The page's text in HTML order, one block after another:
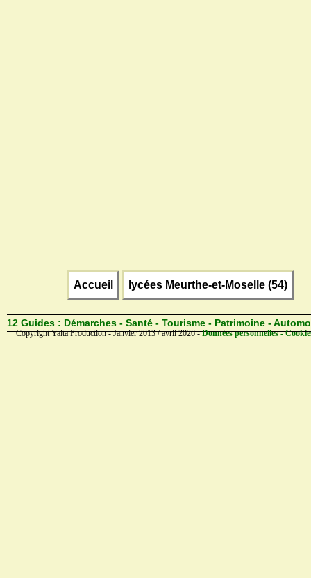
Accueil lycées Meurthe-et-Moselle (54)
12 Guides : Démarches - Santé - Tourisme - Patrimoine -
Copyright Yalta Production - Janvier 2013 / avril 2026 -Données personnelles -